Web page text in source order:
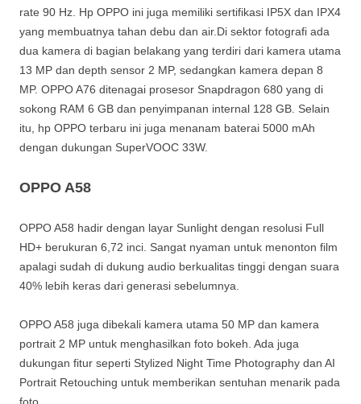
rate 90 Hz. Hp OPPO ini juga memiliki sertifikasi IP5X dan IPX4
yang membuatnya tahan debu dan air.Di sektor fotografi ada
dua kamera di bagian belakang yang terdiri dari kamera utama
13 MP dan depth sensor 2 MP, sedangkan kamera depan 8
MP. OPPO A76 ditenagai prosesor Snapdragon 680 yang di
sokong RAM 6 GB dan penyimpanan internal 128 GB. Selain
itu, hp OPPO terbaru ini juga menanam baterai 5000 mAh
dengan dukungan SuperVOOC 33W.
OPPO A58
OPPO A58 hadir dengan layar Sunlight dengan resolusi Full
HD+ berukuran 6,72 inci. Sangat nyaman untuk menonton film
apalagi sudah di dukung audio berkualitas tinggi dengan suara
40% lebih keras dari generasi sebelumnya.
OPPO A58 juga dibekali kamera utama 50 MP dan kamera
portrait 2 MP untuk menghasilkan foto bokeh. Ada juga
dukungan fitur seperti Stylized Night Time Photography dan AI
Portrait Retouching untuk memberikan sentuhan menarik pada